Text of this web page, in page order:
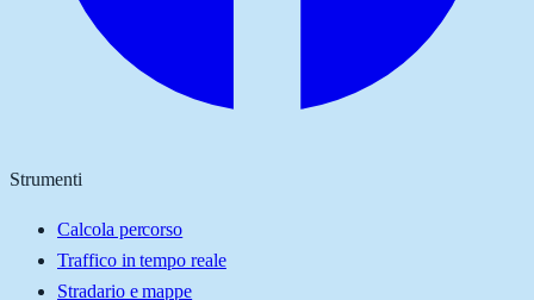
Strumenti
Calcola percorso
Traffico in tempo reale
Stradario e mappe